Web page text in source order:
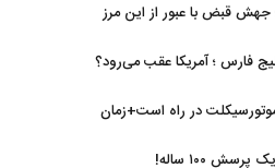
قبض با عبور از این مرز
فارس ؛ آمریکا عقب می‌رود؟
موتورسیکلت در راه است+زمان
۱۰۰ ساله!